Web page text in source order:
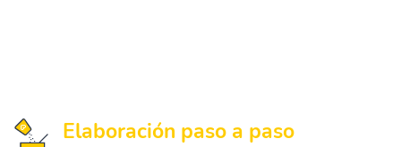
Elaboración paso a paso